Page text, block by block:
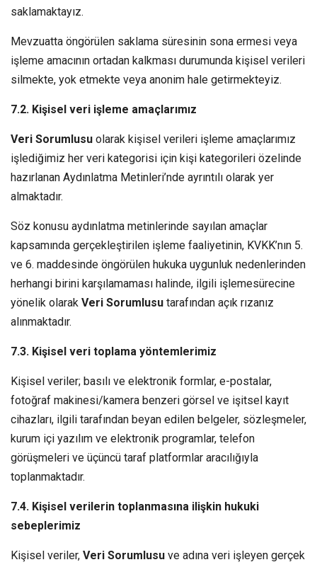
saklamaktayız.
Mevzuatta öngörülen saklama süresinin sona ermesi veya
işleme amacının ortadan kalkması durumunda kişisel verileri
silmekte, yok etmekte veya anonim hale getirmekteyiz.
7.2. Kişisel veri işleme amaçlarımız
Veri Sorumlusu olarak kişisel verileri işleme amaçlarımız
işlediğimiz her veri kategorisi için kişi kategorileri özelinde
hazırlanan Aydınlatma Metinleri’nde ayrıntılı olarak yer
almaktadır.
Söz konusu aydınlatma metinlerinde sayılan amaçlar
kapsamında gerçekleştirilen işleme faaliyetinin, KVKK’nın 5.
ve 6. maddesinde öngörülen hukuka uygunluk nedenlerinden
herhangi birini karşılamaması halinde, ilgili işlemesürecine
yönelik olarak Veri Sorumlusu tarafından açık rızanız
alınmaktadır.
7.3. Kişisel veri toplama yöntemlerimiz
Kişisel veriler; basılı ve elektronik formlar, e-postalar,
fotoğraf makinesi/kamera benzeri görsel ve işitsel kayıt
cihazları, ilgili tarafından beyan edilen belgeler, sözleşmeler,
kurum içi yazılım ve elektronik programlar, telefon
görüşmeleri ve üçüncü taraf platformlar aracılığıyla
toplanmaktadır.
7.4. Kişisel verilerin toplanmasına ilişkin hukuki
sebeplerimiz
Kişisel veriler, Veri Sorumlusu ve adına veri işleyen gerçek